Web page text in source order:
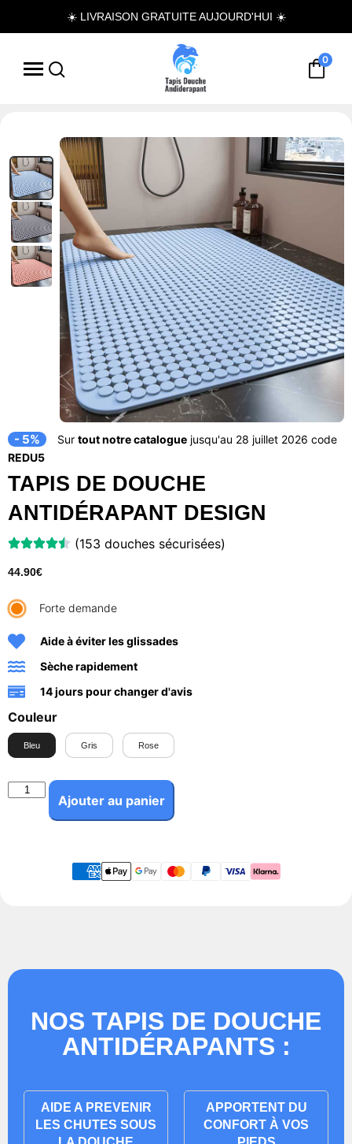
☀️ LIVRAISON GRATUITE AUJOURD'HUI ☀️
0
- 5% Sur tout notre catalogue jusqu'au 28 juillet 2026 code
REDU5
TAPIS DE DOUCHE
ANTIDÉRAPANT DESIGN
(153 douches sécurisées)
44.90€
Forte demande
Aide à éviter les glissades
Sèche rapidement
14 jours pour changer d'avis
Couleur
Bleu Gris Rose
Ajouter au panier
NOS TAPIS DE DOUCHE
ANTIDÉRAPANTS :
AIDE A PREVENIR
LES CHUTES SOUS
APPORTENT DU
CONFORT À VOS